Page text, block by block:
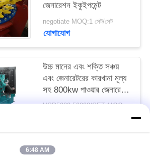
জেনারেশন ইকুইপমেন্ট
negotiate MOQ:1 সেট/সেট
যোগাযোগ
উচ্চ মানের এবং শক্তি সঞ্চয়
এবং জেনারেটরের কারখানা মূল্য
সহ 800kw পাওয়ার জেনারেশন
সরঞ্জাম
USD5000-50000/SET MOQ:1 সেট / সেট
6:48 AM